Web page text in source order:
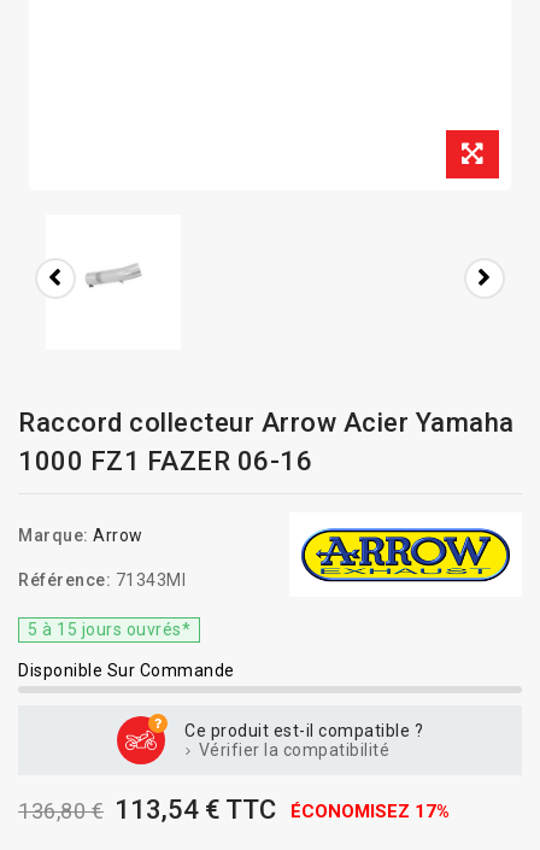
Raccord collecteur Arrow Acier Yamaha
1000 FZ1 FAZER 06-16
Marque: Arrow
Référence: 71343MI
5 à 15 jours ouvrés*
Disponible Sur Commande
Ce produit est-il compatible ?
Vérifier la compatibilité
136,80 € 113,54 € TTC ÉCONOMISEZ 17%